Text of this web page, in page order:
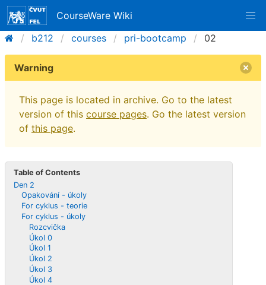
CourseWare Wiki
b212
courses pri-bootcamp 02
Warning
This page is located in archive. Go to the latest
version of this course pages. Go the latest version
of this page.
Table of Contents
Den 2
Opakování - úkoly
For cyklus - teorie
For cyklus - úkoly
Rozcvička
Úkol 0
Úkol 1
Úkol 2
Úkol 3
Úkol 4